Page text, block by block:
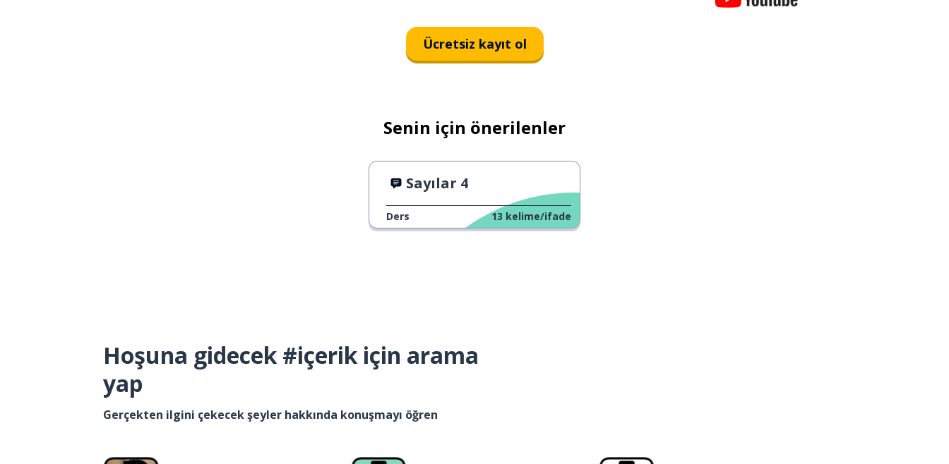
Ücretsiz kayıt ol
Senin için önerilenler
Sayılar 4
Ders 13 kelime/ifade
Hoşuna gidecek #içerik için arama
yap
Gerçekten ilgini çekecek şeyler hakkında konuşmayı öğren